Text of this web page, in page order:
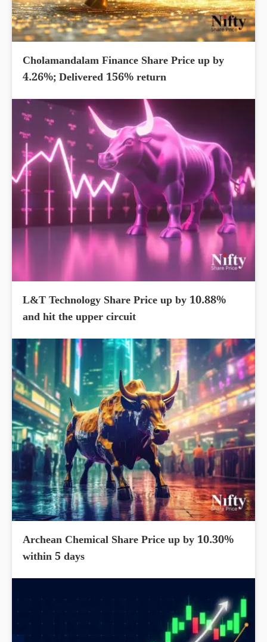
Cholamandalam Finance Share Price up by
4.26%; Delivered 156% return
L&T Technology Share Price up by 10.88%
and hit the upper circuit
Archean Chemical Share Price up by 10.30%
within 5 days